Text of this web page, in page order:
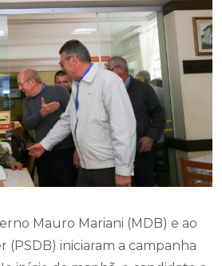
Mauro Mariani (MDB) e ao
(PSDB) iniciaram a campanha